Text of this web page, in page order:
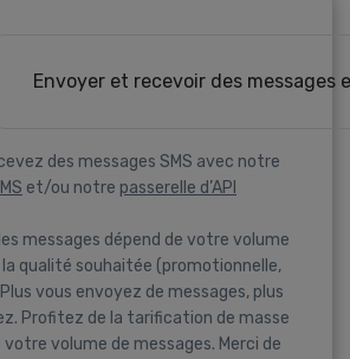
Envoyer et recevoir des messages
des messages SMS avec notre
et/ou notre passerelle d’API
messages dépend de votre volume
qualité souhaitée (promotionnelle,
vous envoyez de messages, plus
Profitez de la tarification de masse
volume de messages. Merci de